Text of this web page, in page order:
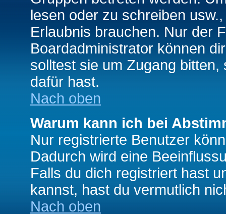
lesen oder zu schreiben
Erlaubnis brauchen. Nur der
Boardadministrator können
solltest sie um Zugang
dafür hast.
Nach oben
Warum kann ich bei
Nur registrierte Benutzer
Dadurch wird eine
Falls du dich registriert hast
kannst, hast du vermutlich
Nach oben